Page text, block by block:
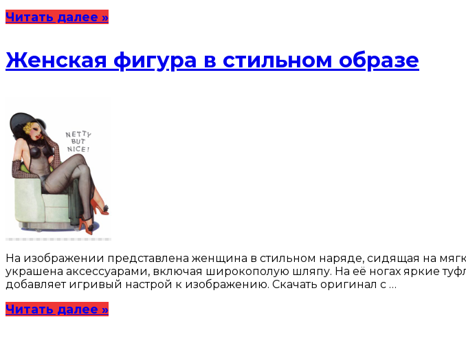
Читать далее »
Женская фигура в стильном образе
На изображении представлена женщина в стильном наряде, сидящая на
украшена аксессуарами, включая широкополую шляпу. На её ногах яркие
добавляет игривый настрой к изображению. Скачать оригинал с …
Читать далее »